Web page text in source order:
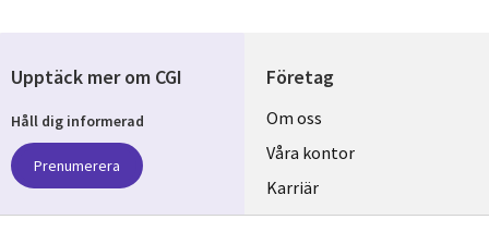
Företag
Useful
links
SWEDEN
Om oss
Våra kontor
Karriär
Hållbarhet
Upptäck mer om CGI
Håll dig informerad
Prenumerera